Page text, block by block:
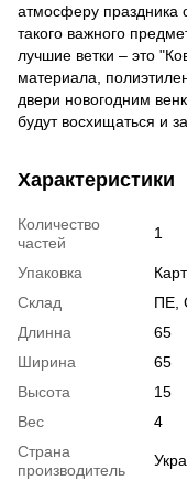
атмосферу праздника
такого важного
лучшие ветки – это
материала,
двери новогодним
будут восхищаться и
Характеристики
Количество
частей
1
Упаковка
Склад
ПЕ,
Длинна
65
Ширина
65
Высота
15
Вес
4
Страна
производитель